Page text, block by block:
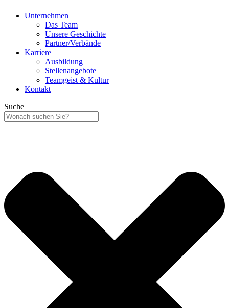
Unternehmen
Das Team
Unsere Geschichte
Partner/Verbände
Karriere
Ausbildung
Stellenangebote
Teamgeist & Kultur
Kontakt
Suche